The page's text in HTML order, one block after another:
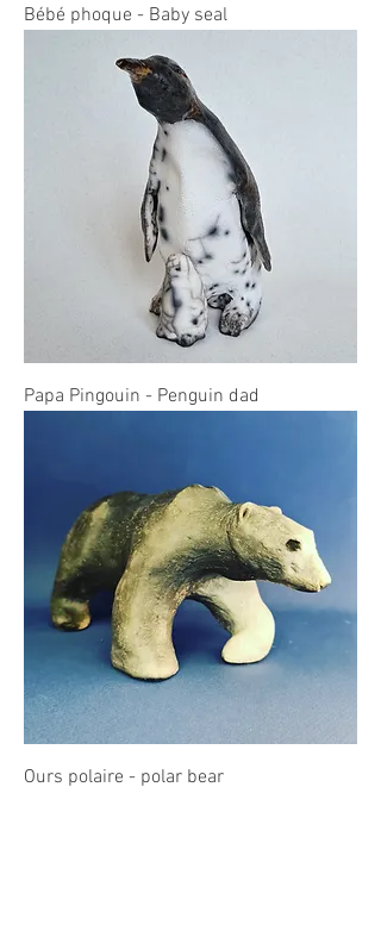
Bébé phoque - Baby seal
Papa Pingouin - Penguin dad
Ours polaire - polar bear